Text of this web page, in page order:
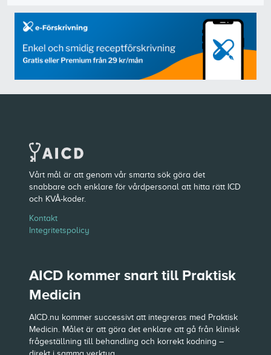
Vårt mål är att genom vår smarta sök göra det
snabbare och enklare för vårdpersonal att hitta rätt ICD
och KVÅ-koder.
Kontakt
Integritetspolicy
AICD kommer snart till Praktisk
Medicin
AICD.nu kommer successivt att integreras med Praktisk
Medicin. Målet är att göra det enklare att gå från klinisk
frågeställning till behandling och korrekt kodning –